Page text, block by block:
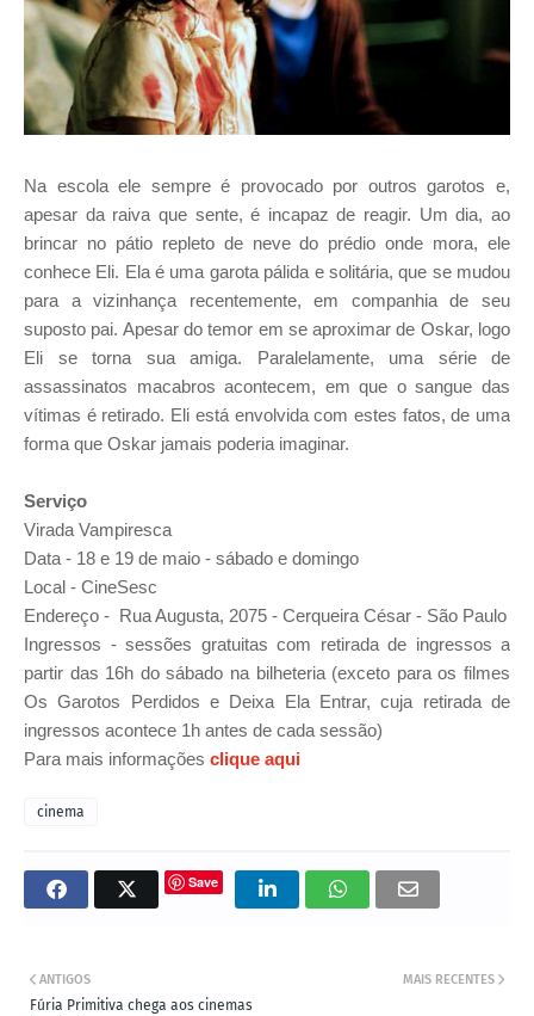
Na escola ele sempre é provocado por outros garotos e,
apesar da raiva que sente, é incapaz de reagir. Um dia, ao
brincar no pátio repleto de neve do prédio onde mora, ele
conhece Eli. Ela é uma garota pálida e solitária, que se mudou
para a vizinhança recentemente, em companhia de seu
suposto pai. Apesar do temor em se aproximar de Oskar, logo
Eli se torna sua amiga. Paralelamente, uma série de
assassinatos macabros acontecem, em que o sangue das
vítimas é retirado. Eli está envolvida com estes fatos, de uma
forma que Oskar jamais poderia imaginar.
Serviço
Virada Vampiresca
Data - 18 e 19 de maio - sábado e domingo
Local - CineSesc
Endereço - Rua Augusta, 2075 - Cerqueira César - São Paulo
Ingressos - sessões gratuitas com retirada de ingressos a
partir das 16h do sábado na bilheteria (exceto para os filmes
Os Garotos Perdidos e Deixa Ela Entrar, cuja retirada de
ingressos acontece 1h antes de cada sessão)
Para mais informações clique aqui
cinema
Save
MAIS RECENTES
ANTIGOS
Fúria Primitiva chega aos cinemas